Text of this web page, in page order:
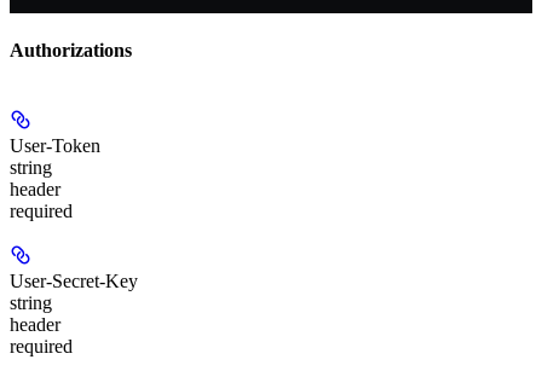
Authorizations
User-Token
string
header
required
User-Secret-Key
string
header
required